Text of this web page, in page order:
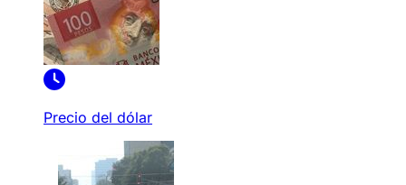
Precio del dólar